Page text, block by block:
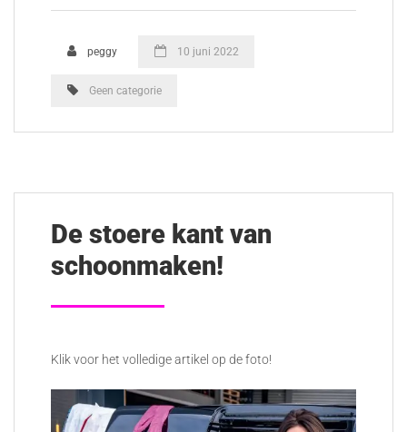
peggy 10 juni 2022
Geen categorie
De stoere kant van
schoonmaken!
Klik voor het volledige artikel op de foto!